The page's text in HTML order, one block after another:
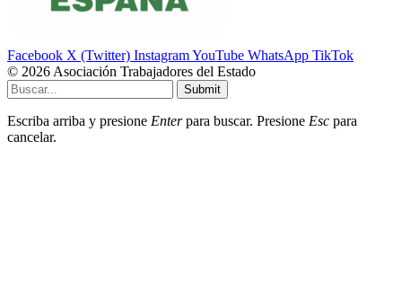
Facebook X (Twitter) InstagramYouTube WhatsApp TikTok
© 2026 Asociación Trabajadores del Estado
Submit
Escriba arriba y presione Enterpara buscar. Presione Esc para
cancelar.